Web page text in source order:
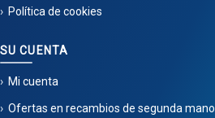
Política de cookies
SU CUENTA
Mi cuenta
Ofertas en recambios de segunda mano